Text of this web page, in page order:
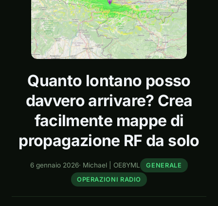
Quanto lontano posso
davvero arrivare? Crea
facilmente mappe di
propagazione RF da solo
6 gennaio 2026· Michael | OE8YML
GENERALE
OPERAZIONI RADIO